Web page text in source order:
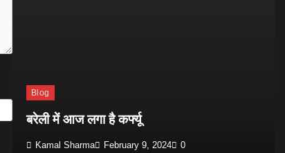
Blog
बरेली में आज लगा है कर्फ्यू
Kamal Sharma February 9, 2024 0